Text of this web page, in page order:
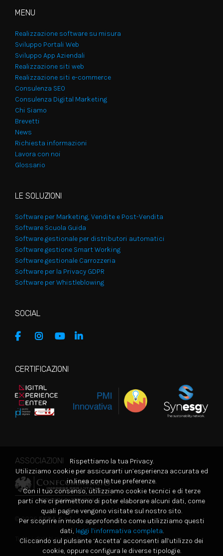
MENU
Realizzazione software su misura
Sviluppo Portali Web
Sviluppo App Aziendali
Realizzazione siti web
Realizzazione siti e-commerce
Consulenza SEO
Consulenza Digital Marketing
Chi Siamo
Brevetti
News
Richiesta informazioni
Lavora con noi
Glossario
LE SOLUZIONI
Software per Marketing, Vendite e Post-Vendita
Software Scuola Guida
Software gestionale per distributori automatici
Software gestione Smart Working
Software gestionale Carrozzeria
Software per la Privacy GDPR
Software per Whistleblowing
SOCIAL
CERTIFICAZIONI
ASSOCIAZIONI
© 2026EKRA S.r.l.
Tutti i diritti riservati
Rispettiamo la tua Privacy.
Utilizziamo cookie per assicurarti un’esperienza accurata ed
in linea con le tue preferenze.
Con il tuo consenso, utilizziamo cookie tecnici e di terze
parti che ci permettono di poter elaborare alcuni dati, come
quali pagine vengono visitate sul nostro sito.
Per scoprire in modo approfondito come utilizziamo questi
dati, leggi l’informativa completa.
Cliccando sul pulsante ‘Accetta’ acconsenti all’utilizzo dei
cookie, oppure configura le diverse tipologie.